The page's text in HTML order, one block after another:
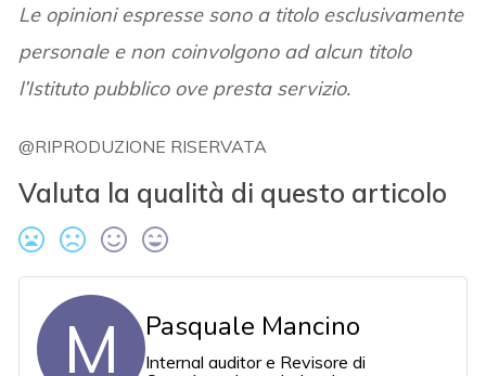
Le opinioni espresse sono a titolo esclusivamente
personale e non coinvolgono ad alcun titolo
l’Istituto pubblico ove presta servizio.
@RIPRODUZIONE RISERVATA
Valuta la qualità di questo articolo
M Pasquale Mancino
Internal auditor e Revisore di